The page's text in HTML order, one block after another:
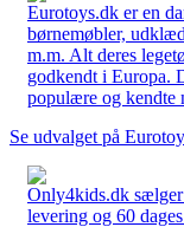
Eurotoys.dk er en
børnemøbler,
m.m. Alt deres
godkendt i Europa.
populære og kendte
Se udvalget på
Only4kids.dk
levering og 60